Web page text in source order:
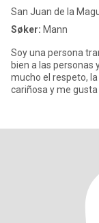
San Juan de la
Søker: Mann
Soy una persona
bien a las personas
mucho el respeto,
cariñosa y me